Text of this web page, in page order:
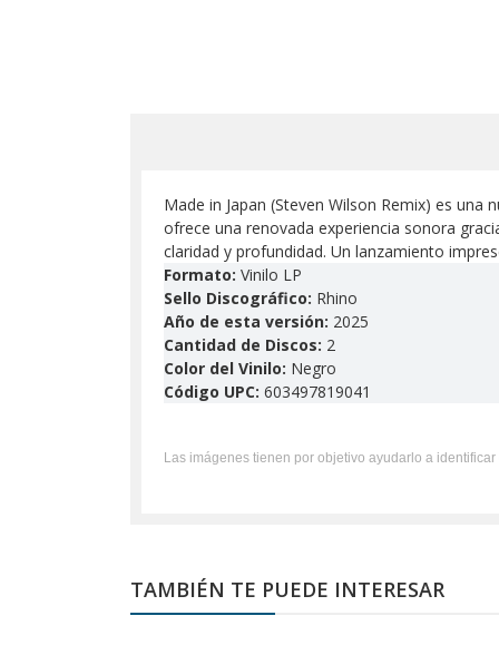
Made in Japan (Steven Wilson Remix) es
ofrece una renovada experiencia sonora
claridad y profundidad. Un lanzamiento
Formato: Vinilo LP
Sello Discográfico: Rhino
Año de esta versión: 2025
Cantidad de Discos: 2
Color del Vinilo: Negro
Código UPC: 603497819041
Las imágenes tienen por objetivo ayudarlo a
TAMBIÉN TE PUEDE INTERESAR